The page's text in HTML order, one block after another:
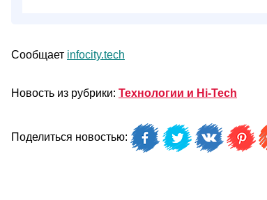
Сообщает infocity.tech
Новость из рубрики: Технологии и Hi-Tech
Поделиться новостью: